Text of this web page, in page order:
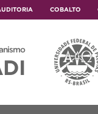
COBALTO